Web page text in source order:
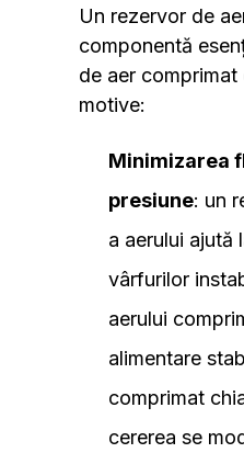
Un rezervor de
componentă
de aer comprimat
motive:
Minimizarea
presiune: un
a aerului ajută
vârfurilor
aerului
alimentare
comprimat
cererea se